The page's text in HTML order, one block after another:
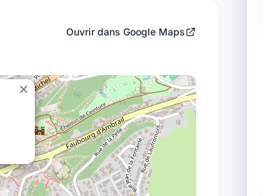
Ouvrir dans Google Maps
×